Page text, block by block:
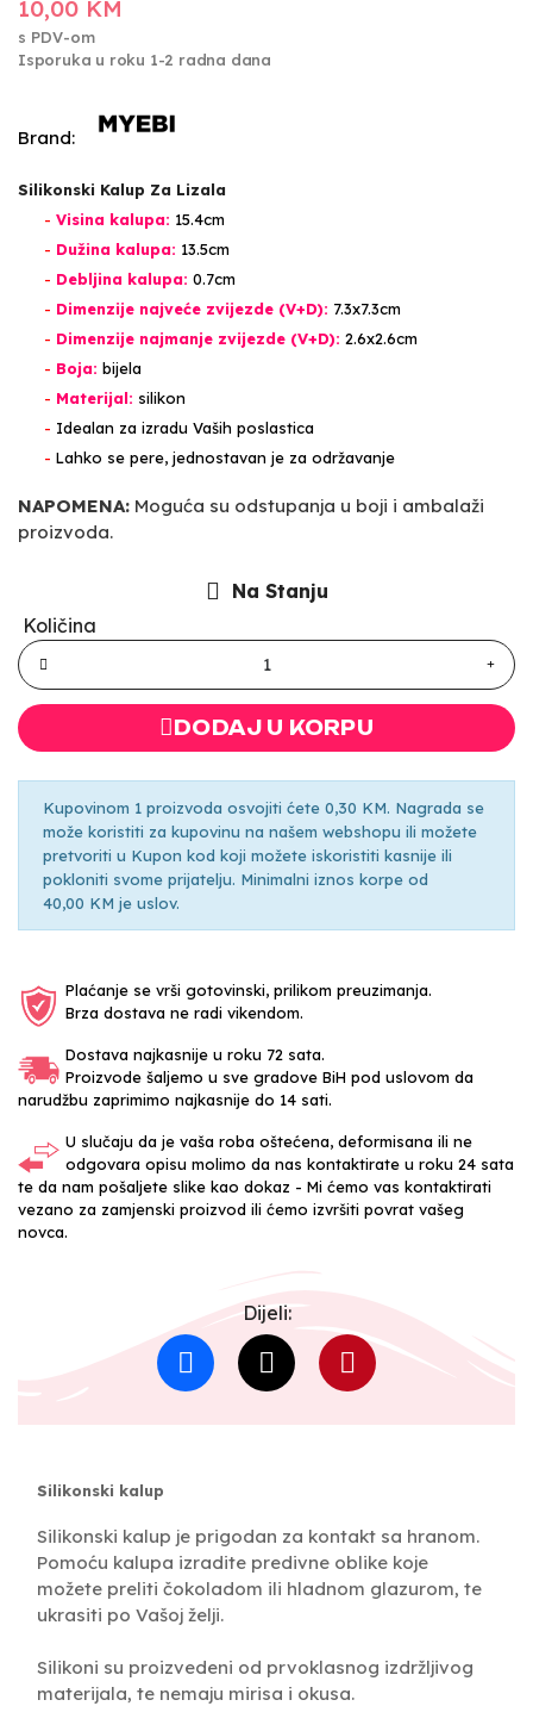
10,00 KM
s PDV-om
Isporuka u roku 1-2 radna dana
Brand:
Silikonski Kalup Za Lizala
- Visina kalupa: 15.4cm
- Dužina kalupa: 13.5cm
- Debljina kalupa: 0.7cm
- Dimenzije najveće zvijezde (V+D): 7.3x7.3cm
- Dimenzije najmanje zvijezde (V+D): 2.6x2.6cm
- Boja: bijela
- Materijal: silikon
- Idealan za izradu Vaših poslastica
- Lahko se pere, jednostavan je za održavanje
NAPOMENA: Moguća su odstupanja u boji i ambalaži
proizvoda.
Na Stanju
Količina
DODAJ U KORPU
Kupovinom 1 proizvoda osvojiti ćete 0,30 KM. Nagrada se
može koristiti za kupovinu na našem webshopu ili možete
pretvoriti u Kupon kod koji možete iskoristiti kasnije ili
pokloniti svome prijatelju. Minimalni iznos korpe od
40,00 KM je uslov.
Plaćanje se vrši gotovinski, prilikom preuzimanja.
Brza dostava ne radi vikendom.
Dostava najkasnije u roku 72 sata.
Proizvode šaljemo u sve gradove BiH pod uslovom da
narudžbu zaprimimo najkasnije do 14 sati.
U slučaju da je vaša roba oštećena, deformisana ili ne
odgovara opisu molimo da nas kontaktirate u roku 24 sata
te da nam pošaljete slike kao dokaz - Mi ćemo vas kontaktirati
vezano za zamjenski proizvod ili ćemo izvršiti povrat vašeg
novca.
Dijeli:
Silikonski kalup
Silikonski kalup je prigodan za kontakt sa hranom.
Pomoću kalupa izradite predivne oblike koje
možete preliti čokoladom ili hladnom glazurom, te
ukrasiti po Vašoj želji.
Silikoni su proizvedeni od prvoklasnog izdržljivog
materijala, te nemaju mirisa i okusa.